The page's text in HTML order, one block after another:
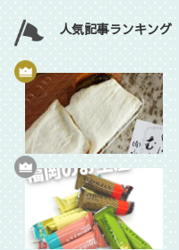
人気記事ランキング